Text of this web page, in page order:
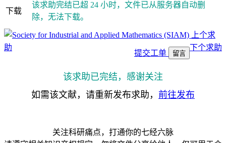
下载
该求助完结已超 24 小时，文件已从服务器自动删
除，无法下载。
上个求
助
下个求助
提交工单 留言
该求助已完结，感谢关注
如需该文献，请重新发布求助， 前往发布
关注科研痛点，打通你的七经六脉